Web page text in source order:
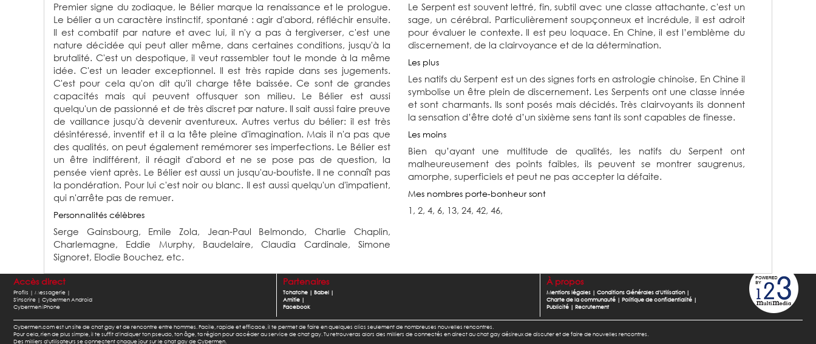
Premier signe du zodiaque, le Bélier marque la renaissance et le prologue.
Le bélier a un caractère instinctif, spontané : agir d'abord, réfléchir ensuite.
Il est combatif par nature et avec lui, il n'y a pas à tergiverser, c'est une
nature décidée qui peut aller même, dans certaines conditions, jusqu'à la
brutalité. C'est un despotique, il veut rassembler tout le monde à la même
idée. C'est un leader exceptionnel. Il est très rapide dans ses jugements.
C'est pour cela qu'on dit qu'il charge tête baissée. Ce sont de grandes
capacités mais qui peuvent offusquer son milieu. Le Bélier est aussi
quelqu'un de passionné et de très discret par nature. Il sait aussi faire preuve
de vaillance jusqu'à devenir aventureux. Autres vertus du bélier: il est très
désintéressé, inventif et il a la tête pleine d'imagination. Mais il n'a pas que
des qualités, on peut également remémorer ses imperfections. Le Bélier est
un être indifférent, il réagit d'abord et ne se pose pas de question, la
pensée vient après. Le Bélier est aussi un jusqu'au-boutiste. Il ne connaît pas
la pondération. Pour lui c'est noir ou blanc. Il est aussi quelqu'un d'impatient,
qui n'arrête pas de remuer.
Personnalités célèbres
Serge Gainsbourg, Emile Zola, Jean-Paul Belmondo,Charlie Chaplin,
Charlemagne, Eddie Murphy, Baudelaire,Claudia Cardinale, Simone
Signoret, Elodie Bouchez, etc.
Le Serpent est souvent lettré, fin, subtil avec une classe attachante, c'est un
sage, un cérébral. Particulièrement soupçonneux et incrédule, il est adroit
pour évaluer le contexte. Il est peu loquace. En Chine, il est l’emblème du
discernement, de la clairvoyance et de la détermination.
Les plus
Les natifs du Serpent est un des signes forts en astrologie chinoise, En Chine il
symbolise un être plein de discernement. Les Serpents ont une classe innée
et sont charmants. Ils sont posés mais décidés. Très clairvoyants ils donnent
la sensation d’être doté d’un sixième sens tant ils sont capables de finesse.
Les moins
Bien qu’ayant une multitude de qualités, les natifs du Serpent ont
malheureusement des points faibles, ils peuvent se montrer saugrenus,
amorphe, superficiels et peut ne pas accepter la défaite.
Mes nombres porte-bonheur sont
1, 2, 4, 6, 13, 24, 42, 46,
Accès direct
Profils | Messagerie |
S'inscrire | Cybermen Android
Cybermen iPhone
Partenaires
Tchatche | Babel |
Amitie |
Facebook
À propos
Mentions légales| Conditions Générales d'Utilisation|
Charte de la communauté| Politique de confidentialité|
Publicité| Recrutement
Cybermen.com est un site de chat gay et de rencontre entre hommes. Facile, rapide et efficace, il te permet de faire en quelques clics seulement de nombreuses nouvelles rencontres.
Pour cela, rien de plus simple, il te suffit d'indiquer ton pseudo, ton âge, ta région pour accéder au service de chat gay. Tu retrouveras alors des milliers de connectés en direct au chat gay désireux de discuter et de faire de nouvelles rencontres.
Des milliers d'utilisateurs se connectent chaque jour sur le chat gay de Cybermen.